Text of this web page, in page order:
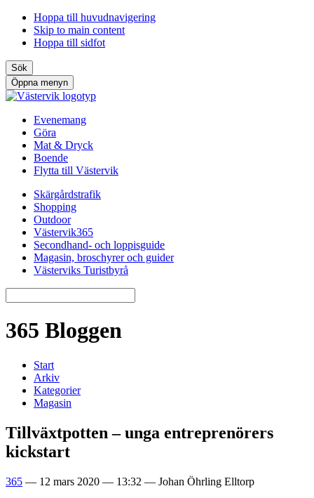
Hoppa till huvudnavigering
Skip to main content
Hoppa till sidfot
Sök
Öppna menyn
Evenemang
Göra
Mat & Dryck
Boende
Flytta till Västervik
Skärgårdstrafik
Shopping
Outdoor
Västervik365
Secondhand- och loppisguide
Magasin, broschyrer och guider
Västerviks Turistbyrå
365 Bloggen
Start
Arkiv
Kategorier
Magasin
Tillväxtpotten – unga entreprenörers
kickstart
365 — 12 mars 2020 — 13:32 — Johan Öhrling Elltorp